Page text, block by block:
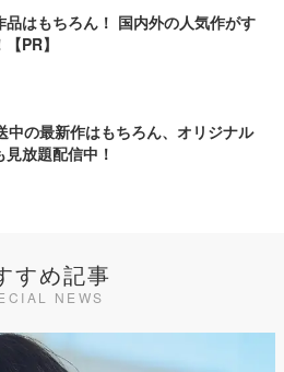
品はもちろん！ 国内外の人気作がす
PR】
中の最新作はもちろん、オリジナル
放題配信中！
すめ記事
NEWS